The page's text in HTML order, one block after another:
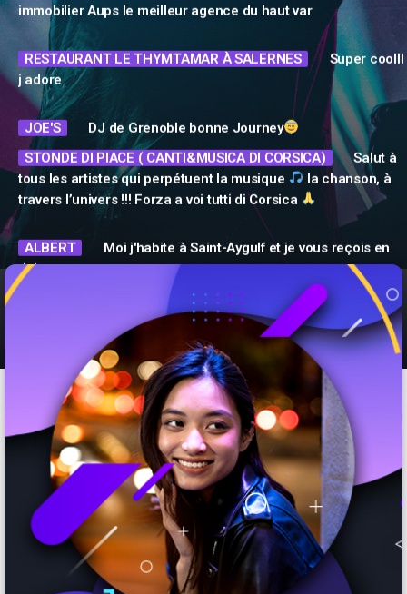
Podcasts
L’équipe
Contact
Contacts
RESTAURANT LE THYMTAMAR À SALERNES
Super coolll
j adore
JOE'S
DJ de Grenoble bonne Journey
STONDE DI PIACE ( CANTI&MUSICA DI CORSICA)
Salut à
tous les artistes qui perpétuent la musique
la chanson, à
travers l’univers !!! Forza a voi tutti di Corsica
ALBERT
Moi j'habite à Saint-Aygulf et je vous reçois en
VERBORGH CHRISTOPHE
Dédicace à l’agence verdon
immobilier Aups le meilleur agence du haut var
RESTAURANT LE THYMTAMAR À SALERNES
Super coolll
JOE'S DJ de Grenoble bonne Journey